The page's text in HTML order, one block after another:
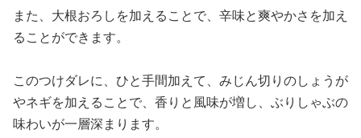
また、大根おろしを加えることで、辛味と爽やかさを加え
ることができます。
このつけダレに、ひと手間加えて、みじん切りのしょうが
やネギを加えることで、香りと風味が増し、ぶりしゃぶの
味わいが一層深まります。